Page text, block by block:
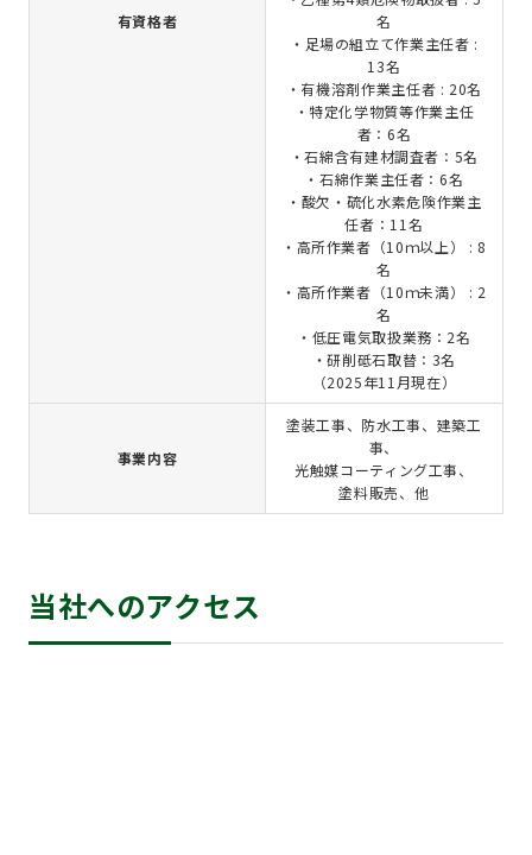
有資格者
名
・足場の組立て作業主任者 :
13名
・有機溶剤作業主任者 : 20名
・特定化学物質等作業主任
者：6名
・石綿含有建材調査者：5名
・石綿作業主任者：6名
・酸欠・硫化水素危険作業主
任者：11名
・高所作業者（10ｍ以上） : 8
名
・高所作業者（10ｍ未満） : 2
名
・低圧電気取扱業務：2名
・研削砥石取替：3名
（2025年11月現在）
事業内容
塗装工事、防水工事、建築工
事、
光触媒コーティング工事、
塗料販売、他
当社へのアクセス